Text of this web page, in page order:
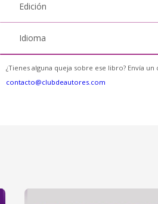
Edición
Idioma
¿Tienes alguna queja sobre ese libro? Envía
contacto@clubdeautores.com